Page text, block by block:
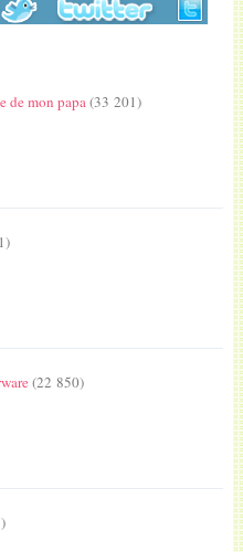
de mon papa(33 201)
(22 850)